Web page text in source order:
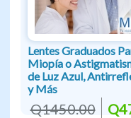
Lentes Graduados
Miopía o
de Luz Azul,
y Más
Q1450.00